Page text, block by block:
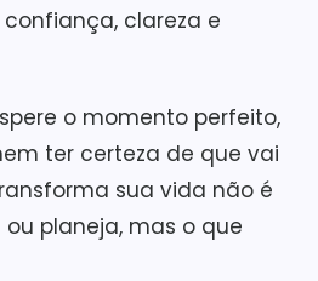
clareza e
o momento perfeito,
ter certeza de que vai
sua vida não é
planeja, mas o que